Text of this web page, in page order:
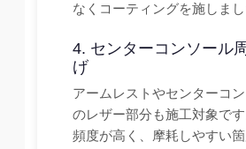
なくコーティングを施しまし
4. センターコンソール
げ
アームレストやセンターコ
のレザー部分も施工対象です
頻度が高く、摩耗しやすい